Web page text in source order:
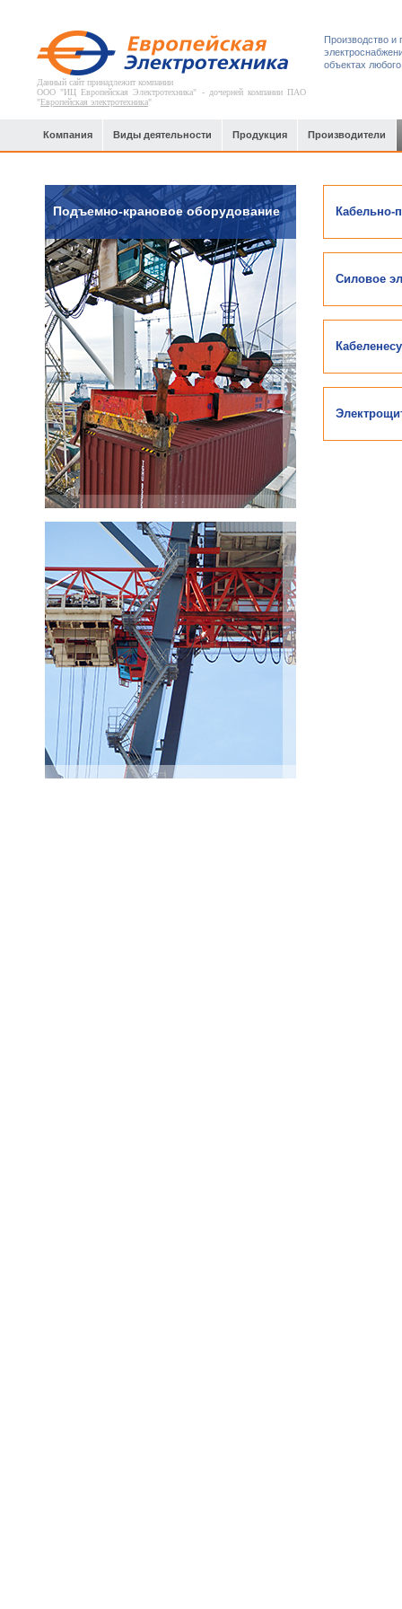
Данный сайт принадлежит компании
ООО "ИЦ Европейская Электротехника" - дочерней компании ПАО
"Европейская электротехника"
Производство и
объектах
Компания Виды деятельности Продукция Производители
Подъемно-крановое оборудование Кабельно-
Силовое